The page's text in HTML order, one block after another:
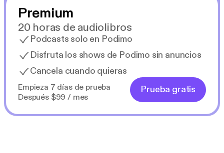
Premium
20 horas de audiolibros
Podcasts solo en Podimo
Disfruta los shows de Podimo sin anuncios
Cancela cuando quieras
Empieza 7 días de prueba
Después $99 / mes
Prueba gratis